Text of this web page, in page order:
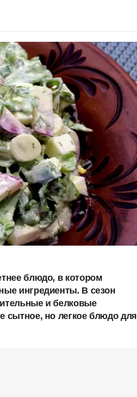
блюдо, в котором
ингредиенты. В сезон
и белковые
сытное, но легкое блюдо для